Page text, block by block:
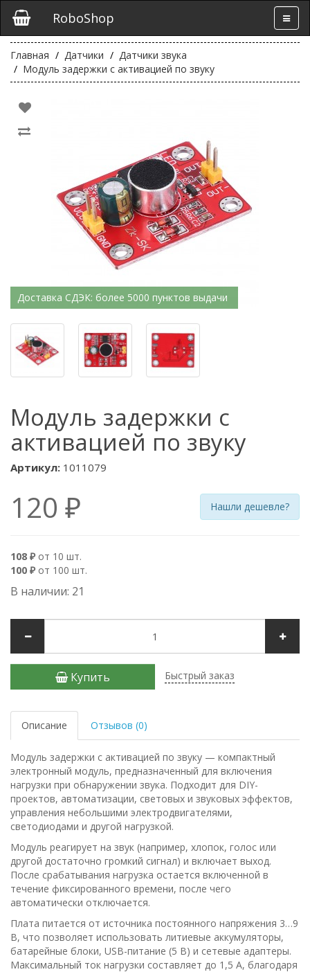
RoboShop
Главная Датчики
Датчики звука
Модуль задержки с активацией по звуку
Доставка СДЭК: более 5000 пунктов выдачи
Модуль задержки с
активацией по звуку
Артикул: 1011079
120 ₽ Нашли дешевле?
108 ₽ от 10 шт.
100 ₽ от 100 шт.
В наличии: 21
Купить Быстрый заказ
Описание Отзывов (0)
Модуль задержки с активацией по звуку — компактный
электронный модуль, предназначенный для включения
нагрузки при обнаружении звука. Подходит для DIY-
проектов, автоматизации, световых и звуковых эффектов,
управления небольшими электродвигателями,
светодиодами и другой нагрузкой.
Модуль реагирует на звук (например, хлопок, голос или
другой достаточно громкий сигнал) и включает выход.
После срабатывания нагрузка остается включенной в
течение фиксированного времени, после чего
автоматически отключается.
Плата питается от источника постоянного напряжения 3…9
В, что позволяет использовать литиевые аккумуляторы,
батарейные блоки, USB-питание (5 В) и сетевые адаптеры.
Максимальный ток нагрузки составляет до 1,5 А, благодаря